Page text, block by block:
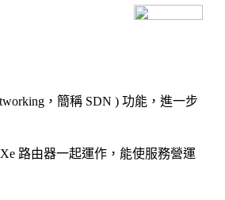
，簡稱 SDN ) 功能，進一步
路由器一起運作，能使服務營運